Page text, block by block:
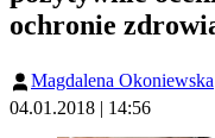
ochronie
Magdalena Okoniewska
04.01.2018 | 14:56